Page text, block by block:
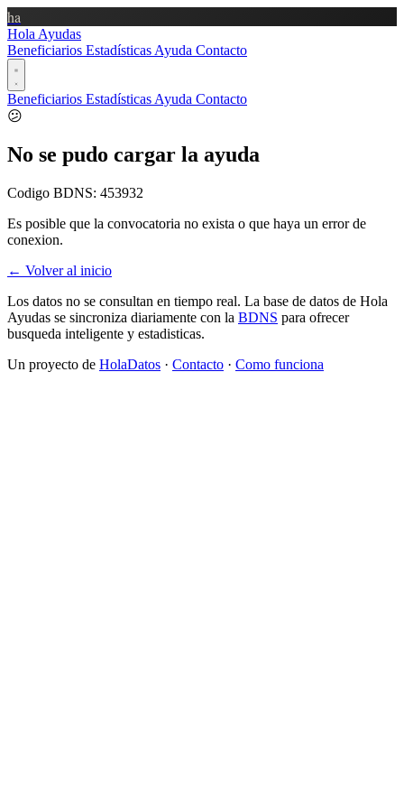
ha
Hola Ayudas
Beneficiarios Estadísticas Ayuda Contacto
Beneficiarios Estadísticas Ayuda Contacto
😕
No se pudo cargar la ayuda
Codigo BDNS: 453932
Es posible que la convocatoria no exista o que haya un error de
conexion.
← Volver al inicio
Los datos no se consultan en tiempo real. La base de datos de Hola
Ayudas se sincroniza diariamente con la BDNS para ofrecer
busqueda inteligente y estadisticas.
Un proyecto de HolaDatos · Contacto · Como funciona